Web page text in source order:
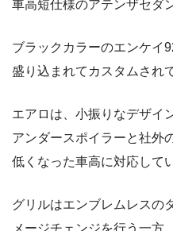
車高短仕様のアテンザセダ
ブラックカラーのエンケイ
盛り込まれてカスタムされ
エアロは、小振りなデザイ
アンダースポイラーと社外
低くなった車高に対応して
グリルはエンブレムレスの
メージチェンジを行う一方